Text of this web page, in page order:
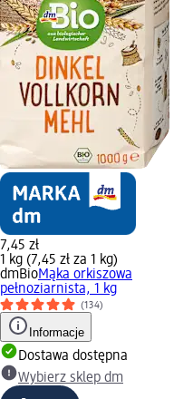
7,45 zł
1 kg (7,45 zł za 1 kg)
dmBioMąka orkiszowa
pełnoziarnista, 1 kg
(134)
Informacje
Dostawa dostępna
Wybierz sklep dm